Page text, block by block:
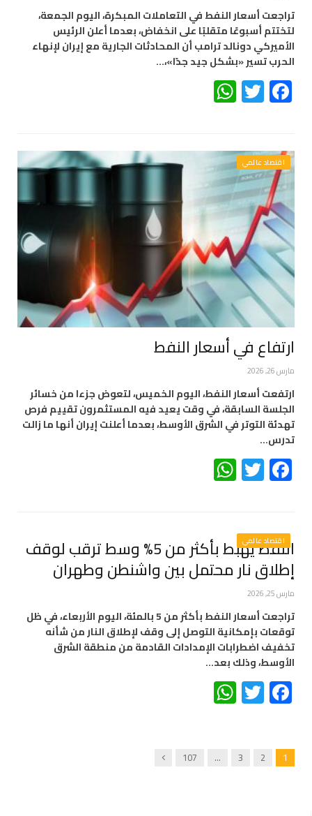
تراجعت أسعار النفط في التعاملات المبكرة، اليوم الجمعة،
لتختتم أسبوعًا متقلبًا على انخفاض، بعدما أعلن الرئيس
الأميركي دونالد ترامب أن المحادثات الجارية مع إيران لإنهاء
الحرب تسير «بشكل جيد جدًا»،…
Facebook
Twitter
اقتصاد عالمي
ارتفاع في أسعار النفط
مارس 26, 2026
ارتفعت أسعار النفط، اليوم الخميس، لتعوض جزءا من خسائر
الجلسة السابقة، في وقت يعيد فيه المستثمرون تقييم فرص
تهدئة التوتر في الشرق الأوسط، بعدما أعلنت إيران أنها ما زالت
تدرس…
Facebook
Twitter
اقتصاد عالمي النفط يهبط بأكثر من 5% وسط ترقب لوقف
إطلاق نار محتمل بين واشنطن وطهران
مارس 25, 2026
تراجعت أسعار النفط بأكثر من 5 بالمئة، اليوم الأربعاء، في ظل
توقعات بإمكانية التوصل إلى وقف لإطلاق النار من شأنه
تخفيف اضطرابات الإمدادات القادمة من منطقة الشرق
الأوسط، وذلك بعد…
Facebook
Twitter
1
2
3
…
107
Next